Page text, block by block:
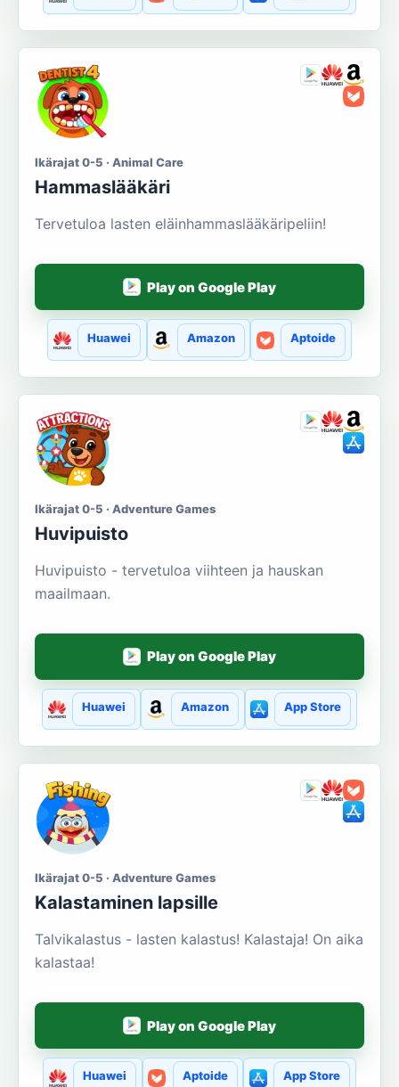
Ikärajat 0-5 · Animal Care
Hammaslääkäri
Tervetuloa lasten eläinhammaslääkäripeliin!
Play on Google Play
Huawei Amazon Aptoide
Ikärajat 0-5 · Adventure Games
Huvipuisto
Huvipuisto - tervetuloa viihteen ja hauskan
maailmaan.
Play on Google Play
Huawei Amazon App Store
Ikärajat 0-5 · Adventure Games
Kalastaminen lapsille
Talvikalastus - lasten kalastus! Kalastaja! On aika
kalastaa!
Play on Google Play
Huawei Aptoide App Store